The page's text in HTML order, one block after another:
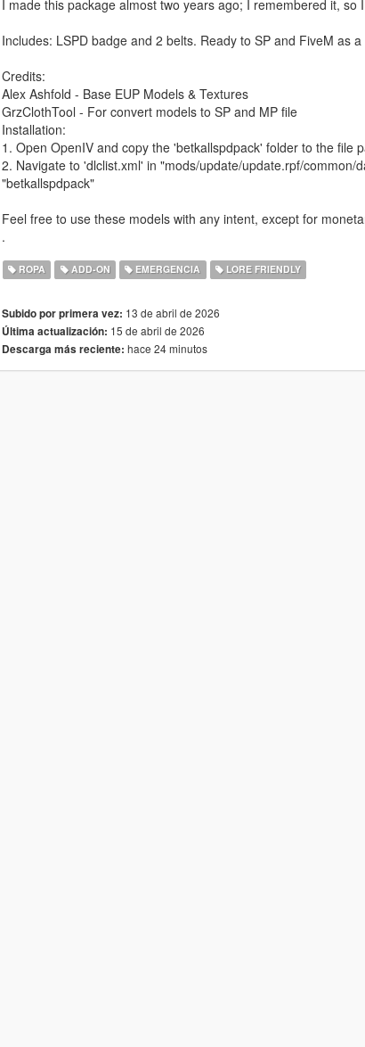
I made this package almost two years ago; I remembered it,
Includes: LSPD badge and 2 belts. Ready to SP and FiveM as
Credits:
Alex Ashfold - Base EUP Models & Textures
GrzClothTool - For convert models to SP and MP file
Installation:
1. Open OpenIV and copy the 'betkallspdpack' folder to the file
2. Navigate to 'dlclist.xml' in "mods/update/update.rpf/common/
"betkallspdpack"
Feel free to use these models with any intent, except for
.
ROPA ADD-ON EMERGENCIA LORE FRIENDLY
Subido por primera vez: 13 de abril de 2026
Última actualización: 15 de abril de 2026
Descarga más reciente: hace 24 minutos